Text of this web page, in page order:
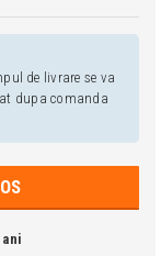
de livrare se va
dupa comanda
ani